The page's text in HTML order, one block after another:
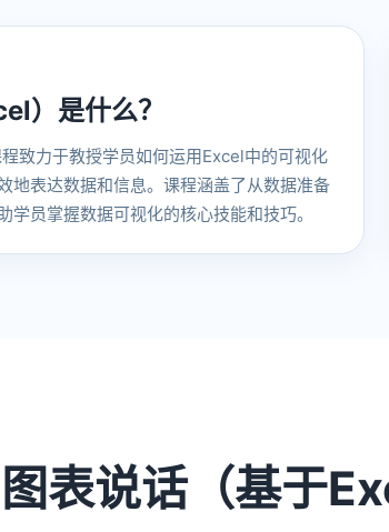
）是什么？
致力于教授学员如何运用Excel中的可视化
地表达数据和信息。课程涵盖了从数据准备
员掌握数据可视化的核心技能和技巧。
表说话（基于